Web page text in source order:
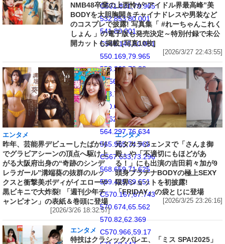
C531.831,79.965
532.853,80.001
541,80.001
C549.148,80.001
550.169,79.965
553.369,79.82
C556.562,79.673
558.743,79.167
560.652,78.425
C562.623,77.658
564.297,76.634
565.965,74.965
C567.633,73.296
568.659,71.625
569.425,69.651
C570.167,67.743
570.674,65.562
570.82,62.369
C570.966,59.17
NMB48卒業の上西怜が“アイドル界最高峰”美
BODYを大胆胸開きチャイナドレスや男装など
のコスプレで披露! 写真集「 #れーちゃんこれく
しょん 」の電子版も発売決定～特別付録で未公
開カットも掲載 [写真10枚]
[2026/3/27 22:43:55]
エンタメ
昨年、芸能界デビューしたばかり
でグラビアシーンの頂点へ駆け上
がる大阪府出身の“奇跡のシンデ
レラガール”溝端葵の抜群のルッ
クスと衝撃美ボディがイエローや
黒ビキニで大炸裂! 「週刊少年チ
ャンピオン」の表紙＆巻頭に登場
[2026/3/26 18:32:57]
エンタメ
元タカラジェンヌで「さんま御
殿」や「不適切にもほどがあ
る！」にも出演の吉田莉々加が9
頭身プラチナBODYの極上SEXY
限界ショットを初披露!
「FRIDAY」の袋とじに登場
[2026/3/25 23:26:16]
エンタメ
特技はクラシックバレエ、「ミス SPA!2025」